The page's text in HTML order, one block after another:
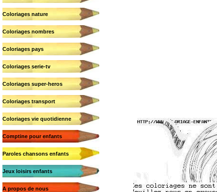
Coloriages nature
Coloriages nombres
Coloriages pays
Coloriages serie-tv
Coloriages super-heros
Coloriages transport
Coloriages vie quotidienne
Comptine pour enfants
Paroles chansons enfants
Jeux loisirs enfants
A propos de nous